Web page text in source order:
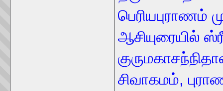
பெரியபுராணம்
ஆசியுரையில்
சிவாகமம்,